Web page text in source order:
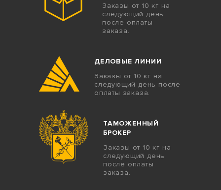
Заказы от 10 кг на
следующий день
после оплаты
заказа.
ДЕЛОВЫЕ ЛИНИИ
Заказы от 10 кг на
следующий день после
оплаты заказа.
ТАМОЖЕННЫЙ
БРОКЕР
Заказы от 10 кг на
следующий день
после оплаты
заказа.